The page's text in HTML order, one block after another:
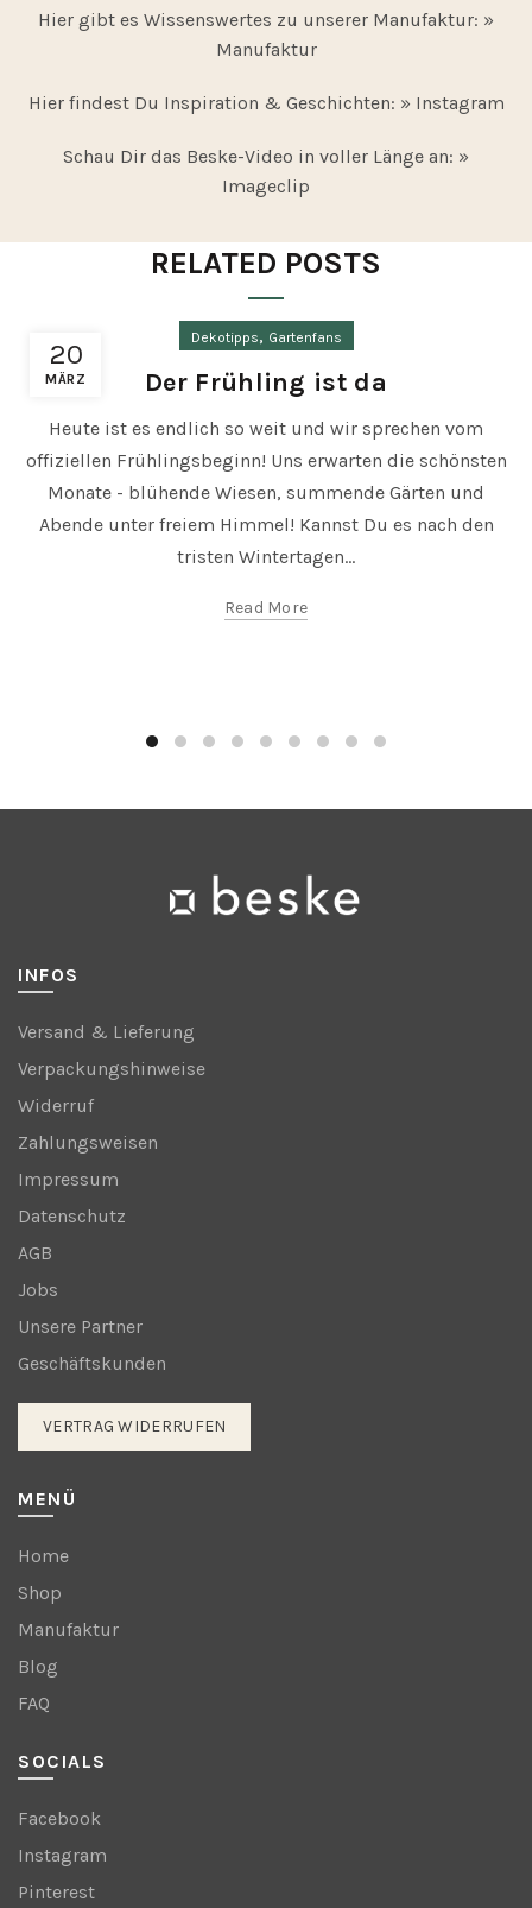
können
auf
Produktseite
werden
Hier gibt es Wissenswertes zu unserer Manufaktur: »
Manufaktur
Hier findest Du Inspiration & Geschichten: » Instagram
Schau Dir das Beske-Video in voller Länge an: »
Imageclip
RELATED POSTS
20
MÄRZ
Dekotipps, Gartenfans
Der Frühling ist da
Heute ist es endlich so weit und wir sprechen vom
offiziellen Frühlingsbeginn! Uns erwarten die schönsten
Monate - blühende Wiesen, summende Gärten und
Abende unter freiem Himmel! Kannst Du es nach den
tristen Wintertagen...
Read More
INFOS
Versand & Lieferung
Verpackungshinweise
Widerruf
Zahlungsweisen
Impressum
Datenschutz
AGB
Jobs
Unsere Partner
Geschäftskunden
VERTRAG WIDERRUFEN
MENÜ
Home
Shop
Manufaktur
Blog
FAQ
SOCIALS
Facebook
Instagram
Pinterest